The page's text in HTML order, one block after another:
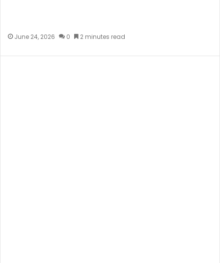
June 24, 2026 0 2 minutes read